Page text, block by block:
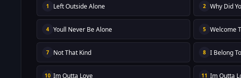
1 Left Outside Alone 2 Why Did
4 Youll Never Be Alone 5 Welcome
7 Not That Kind 8 I Belong
10 Im Outta Love 11 Im Outta